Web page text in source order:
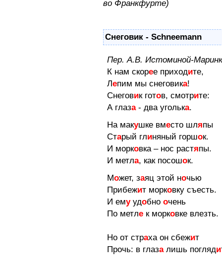
во Франкфурте)
Снеговик - Schneemann
Пер. А.В. Истоминой-
К нам скорее приходите,
Лепим мы снеговика!
Снеговик готов, смотрите:
А глаза- два уголька.
На макушке вместо шляпы
Старый глиняный горшок.
И морковка – нос растяпы.
И метла, как посошок.
Может, заяц этой ночью
Прибежит морковку съесть.
И емуудобно очень
По метле к морковке влезть.
Но от страха он сбежит
Прочь: в глазалишь погляди